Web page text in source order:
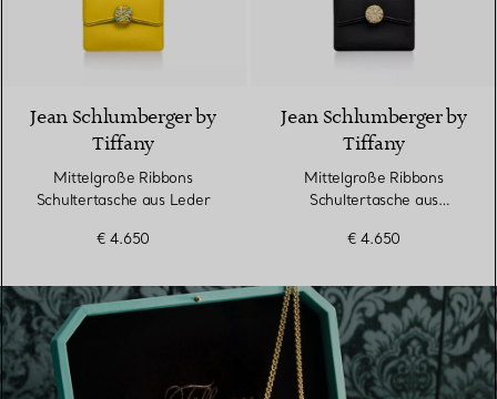
6 Farben
Jean Schlumberger by
Tiffany
Mittelgroße Ribbons
Schultertasche aus Leder
€ 4.650
Jean Schlumberger by
Tiffany
Mittelgroße Ribbons
Schultertasche aus
€ 4.650